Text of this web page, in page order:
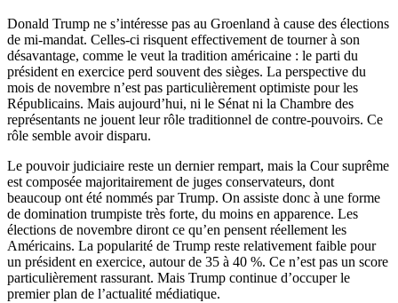
Donald Trump ne s’intéresse pas au Groenland à cause des élections
de mi-mandat. Celles-ci risquent effectivement de tourner à son
désavantage, comme le veut la tradition américaine : le parti du
président en exercice perd souvent des sièges. La perspective du
mois de novembre n’est pas particulièrement optimiste pour les
Républicains. Mais aujourd’hui, ni le Sénat ni la Chambre des
représentants ne jouent leur rôle traditionnel de contre-pouvoirs. Ce
rôle semble avoir disparu.
Le pouvoir judiciaire reste un dernier rempart, mais la Cour suprême
est composée majoritairement de juges conservateurs, dont
beaucoup ont été nommés par Trump. On assiste donc à une forme
de domination trumpiste très forte, du moins en apparence. Les
élections de novembre diront ce qu’en pensent réellement les
Américains. La popularité de Trump reste relativement faible pour
un président en exercice, autour de 35 à 40 %. Ce n’est pas un score
particulièrement rassurant. Mais Trump continue d’occuper le
premier plan de l’actualité médiatique.